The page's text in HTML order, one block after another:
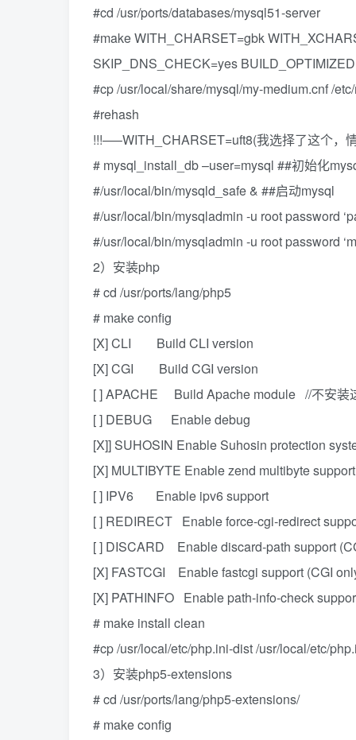
#cd /usr/ports/databases/mysql51-server
#make WITH_CHARSET=gbk
SKIP_DNS_CHECK=yes
#cp /usr/local/share/mysql/my-medium.cnf /
#rehash
!!!—–WITH_CHARSET=uft8(我选择了这个，
# mysql_install_db –user=mysql ##初始化
#/usr/local/bin/mysqld_safe & ##启动mysql
#/usr/local/bin/mysqladmin -u root password
#/usr/local/bin/mysqladmin -u root password
2）安装php
# cd /usr/ports/lang/php5
# make config
[X] CLI Build CLI version
[X] CGI Build CGI version
[ ] APACHE Build Apache module //不安装
[ ] DEBUG Enable debug
[X]] SUHOSIN Enable Suhosin protection
[X] MULTIBYTE Enable zend multibyte support
[ ] IPV6 Enable ipv6 support
[ ] REDIRECT Enable force-cgi-redirect
[ ] DISCARD Enable discard-path support
[X] FASTCGI Enable fastcgi support (CGI
[X] PATHINFO Enable path-info-check
# make install clean
#cp /usr/local/etc/php.ini-dist /usr/local/etc/
3）安装php5-extensions
# cd /usr/ports/lang/php5-extensions/
# make config